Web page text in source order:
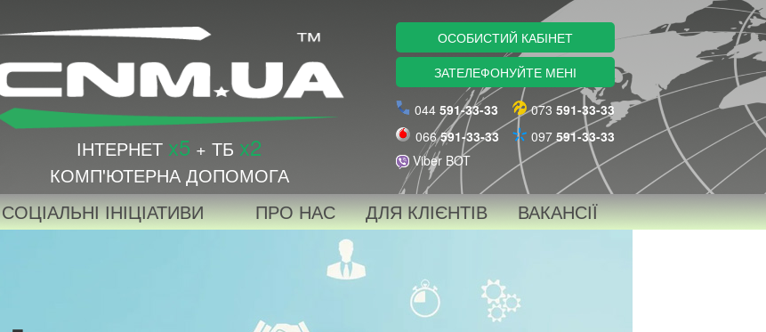
ІНТЕРНЕТ x5 + ТБ x2
КОМП'ЮТЕРНА ДОПОМОГА
ОСОБИСТИЙ КАБІНЕТ
ЗАТЕЛЕФОНУЙТЕ МЕНІ
044 591-33-33
066591-33-33
073 591-33-33
097 591-33-33
Viber BOT
СОЦІАЛЬНІ ІНІЦІАТИВИ ПРО НАС ДЛЯ КЛІЄНТІВ ВАКАНСІЇ